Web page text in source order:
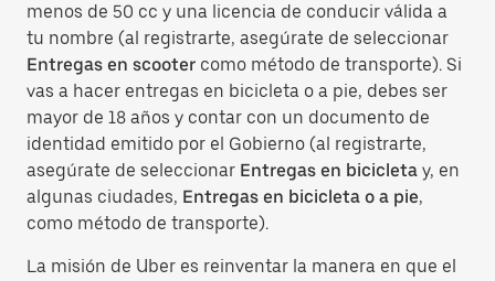
menos de 50 cc y una licencia de conducir válida a
tu nombre (al registrarte, asegúrate de seleccionar
Entregas en scooter como método de transporte). Si
vas a hacer entregas en bicicleta o a pie, debes ser
mayor de 18 años y contar con un documento de
identidad emitido por el Gobierno (al registrarte,
asegúrate de seleccionar Entregas en bicicleta y, en
algunas ciudades, Entregas en bicicleta o a pie,
como método de transporte).
La misión de Uber es reinventar la manera en que el